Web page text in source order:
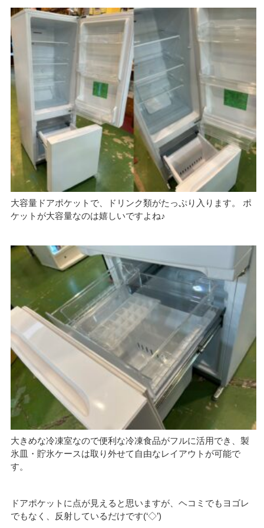
大容量ドアポケットで、ドリンク類がたっぷり入ります。 ポ
ケットが大容量なのは嬉しいですよね♪
大きめな冷凍室なので便利な冷凍食品がフルに活用でき、製
氷皿・貯氷ケースは取り外せて自由なレイアウトが可能で
す。
ドアポケットに点が見えると思いますが、ヘコミでもヨゴレ
でもなく、反射しているだけです(‘◇’)ゞ